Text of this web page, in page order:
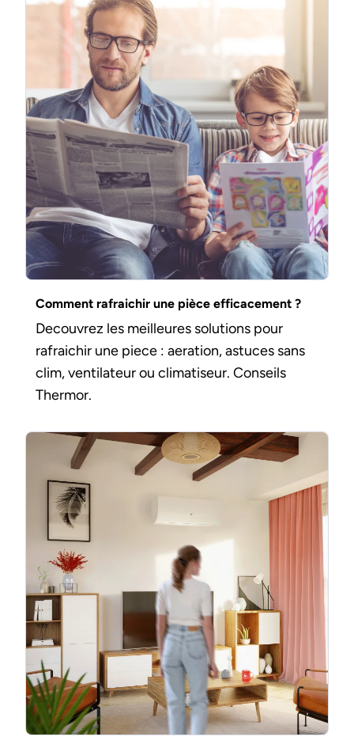
Comment rafraichir une pièce efficacement ?
Decouvrez les meilleures solutions pour
rafraichir une piece : aeration, astuces sans
clim, ventilateur ou climatiseur. Conseils
Thermor.